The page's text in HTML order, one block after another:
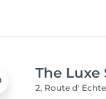
The
2, Route d'